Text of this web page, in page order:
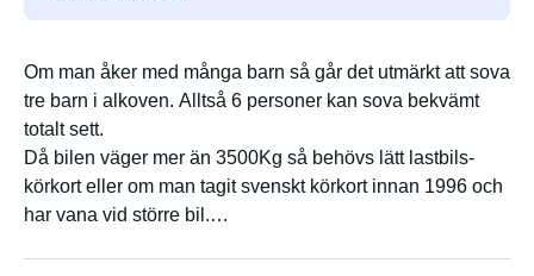
Om man åker med många barn så går det utmärkt att sova
tre barn i alkoven. Alltså 6 personer kan sova bekvämt
totalt sett.
Då bilen väger mer än 3500Kg så behövs lätt lastbils-
körkort eller om man tagit svenskt körkort innan 1996 och
har vana vid större bil.